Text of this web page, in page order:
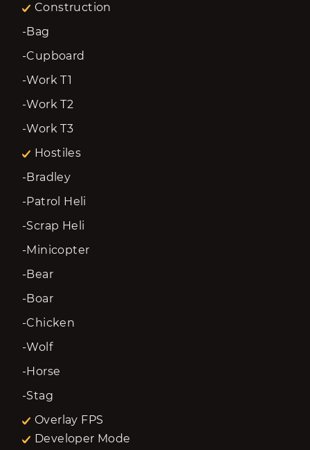
Construction
-Bag
-Cupboard
-Work T1
-Work T2
-Work T3
Hostiles
-Bradley
-Patrol Heli
-Scrap Heli
-Minicopter
-Bear
-Boar
-Chicken
-Wolf
-Horse
-Stag
Overlay FPS
Developer Mode